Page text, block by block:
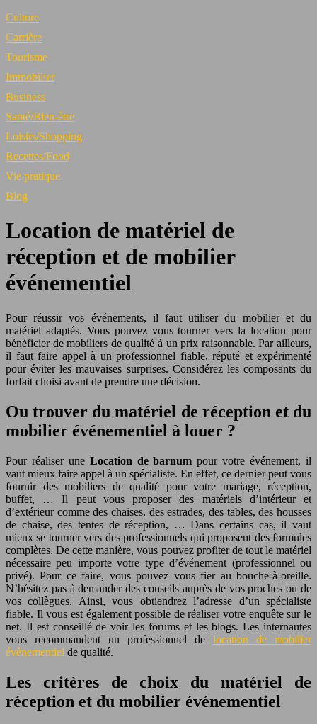
Culture
Carrière
Tourisme
Immobilier
Business
Santé/Bien-être
Loisirs/Shopping
Recettes/Food
Vie pratique
Blog
Location de matériel de
réception et de mobilier
événementiel
Pour réussir vos événements, il faut utiliser du mobilier et du
matériel adaptés. Vous pouvez vous tourner vers la location pour
bénéficier de mobiliers de qualité à un prix raisonnable. Par ailleurs,
il faut faire appel à un professionnel fiable, réputé et expérimenté
pour éviter les mauvaises surprises. Considérez les composants du
forfait choisi avant de prendre une décision.
Ou trouver du matériel de réception et du
mobilier événementiel à louer ?
Pour réaliser une Location de barnumpour votre événement, il
vaut mieux faire appel à un spécialiste. En effet, ce dernier peut vous
fournir des mobiliers de qualité pour votre mariage, réception,
buffet, … Il peut vous proposer des matériels d’intérieur et
d’extérieur comme des chaises, des estrades, des tables, des housses
de chaise, des tentes de réception, … Dans certains cas, il vaut
mieux se tourner vers des professionnels qui proposent des formules
complètes. De cette manière, vous pouvez profiter de tout le matériel
nécessaire peu importe votre type d’événement (professionnel ou
privé). Pour ce faire, vous pouvez vous fier au bouche-à-oreille.
N’hésitez pas à demander des conseils auprès de vos proches ou de
vos collègues. Ainsi, vous obtiendrez l’adresse d’un spécialiste
fiable. Il vous est également possible de réaliser votre enquête sur le
net. Il est conseillé de voir les forums et les blogs. Les internautes
vous recommandent un professionnel de location de mobilier
évènementiel de qualité.
Les critères de choix du matériel de
réception et du mobilier événementiel